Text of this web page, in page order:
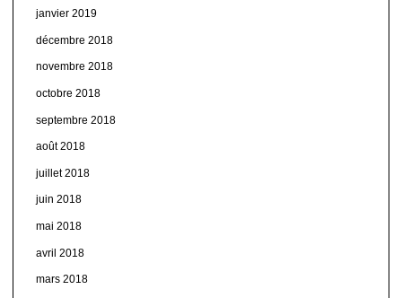
janvier 2019
décembre 2018
novembre 2018
octobre 2018
septembre 2018
août 2018
juillet 2018
juin 2018
mai 2018
avril 2018
mars 2018